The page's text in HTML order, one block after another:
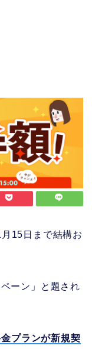
15日まで結構お
ーン」と題され
プランが新規契